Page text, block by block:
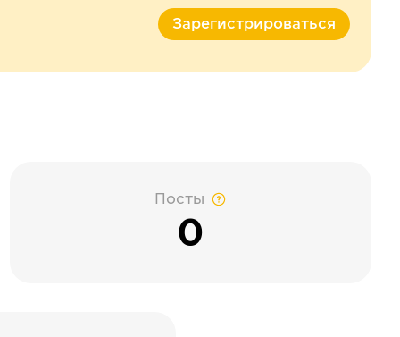
Зарегистрироваться
Посты
0